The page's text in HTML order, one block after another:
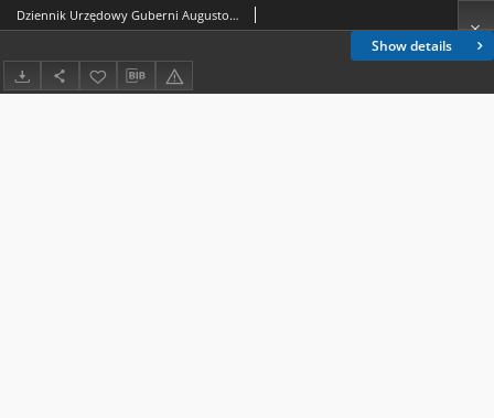
Show details
Dziennik Urzędowy Guberni Augustowskiej. 1839, nr 28